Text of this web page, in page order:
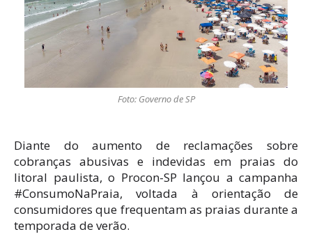
Foto: Governo de SP
Diante do aumento de reclamações sobre
cobranças abusivas e indevidas em praias do
litoral paulista, o Procon-SP lançou a campanha
#ConsumoNaPraia, voltada à orientação de
consumidores que frequentam as praias durante a
temporada de verão.